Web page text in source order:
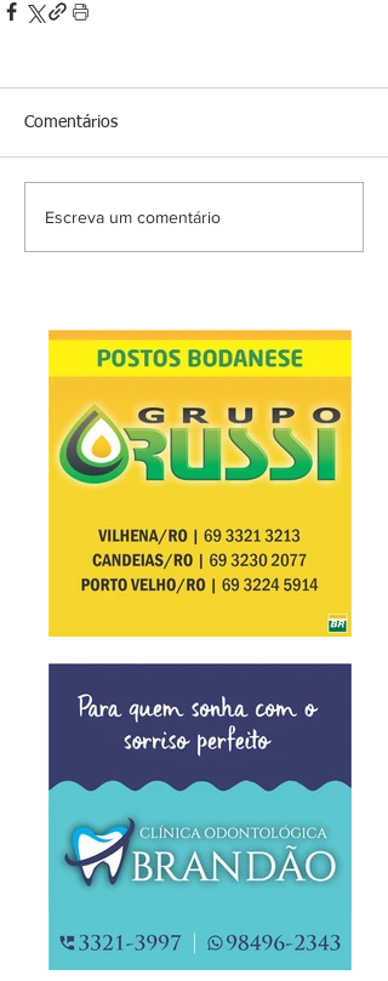
Comentários
Escreva um comentário